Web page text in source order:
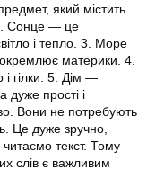
який містить
Сонце — це
і тепло. 3. Море
материки. 4.
гілки. 5. Дім —
дуже прості і
Вони не потребують
Це дуже зручно,
текст. Тому
слів є важливим